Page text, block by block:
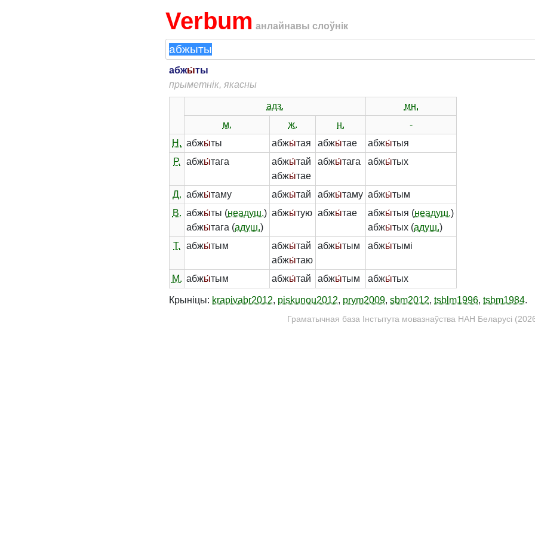
Verbum анлайнавы слоўнік
абжы́ты
прыметнік, якасны
адз.
мн.
м.
ж. н.
-
Н. абжы́ты абжы́тая абжы́тае абжы́тыя
Р.
абжы́тага абжы́тай
абжы́тае
абжы́тага абжы́тых
Д. абжы́таму абжы́тай абжы́таму абжы́тым
В. абжы́ты (неадуш.)
абжы́тага (адуш.)
абжы́тую абжы́тае абжы́тыя (неадуш.)
абжы́тых (адуш.)
Т.
абжы́тым абжы́тай
абжы́таю
абжы́тым абжы́тымі
М. абжы́тым абжы́тай абжы́тым абжы́тых
Крыніцы: krapivabr2012, piskunou2012, prym2009, sbm2012, tsblm1996, tsbm1984.
Граматычная база Інстытута мовазнаўства НАН Беларусі